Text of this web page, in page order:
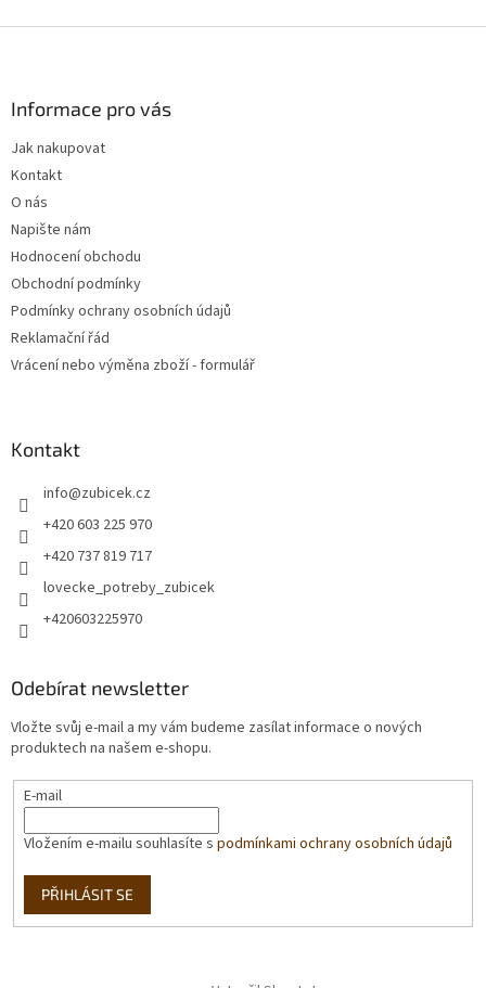
Informace pro vás
Jak nakupovat
Kontakt
O nás
Napište nám
Hodnocení obchodu
Obchodní podmínky
Podmínky ochrany osobních údajů
Reklamační řád
Vrácení nebo výměna zboží - formulář
Kontakt
info@zubicek.cz
+420 603 225 970
+420 737 819 717
lovecke_potreby_zubicek
+420603225970
Odebírat newsletter
Vložte svůj e-mail a my vám budeme zasílat informace o nových
produktech na našem e-shopu.
E-mail
Vložením e-mailu souhlasíte s podmínkami ochrany osobních údajů
PŘIHLÁSIT SE